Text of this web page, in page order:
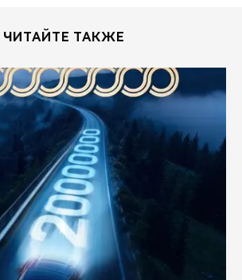
ЧИТАЙТЕ ТАКЖЕ